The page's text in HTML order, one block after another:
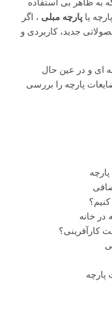
به ظاهر بی استفاده
یا پارچه مبلی ، اگر
جدید، کاربردی و
ای و در عین حال
پارچه را بررسی
در خانه
کارآفرینی؟
پارچه